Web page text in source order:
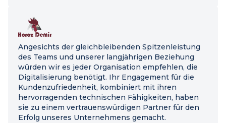
Angesichts der gleichbleibenden Spitzenleistung
des Teams und unserer langjährigen Beziehung
würden wir es jeder Organisation empfehlen, die
Digitalisierung benötigt. Ihr Engagement für die
Kundenzufriedenheit, kombiniert mit ihren
hervorragenden technischen Fähigkeiten, haben
sie zu einem vertrauenswürdigen Partner für den
Erfolg unseres Unternehmens gemacht.